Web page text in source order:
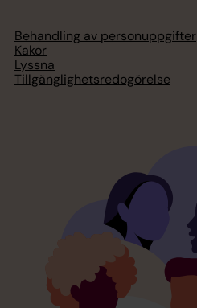
Behandling av personuppgifter
Kakor
Lyssna
Tillgänglighetsredogörelse